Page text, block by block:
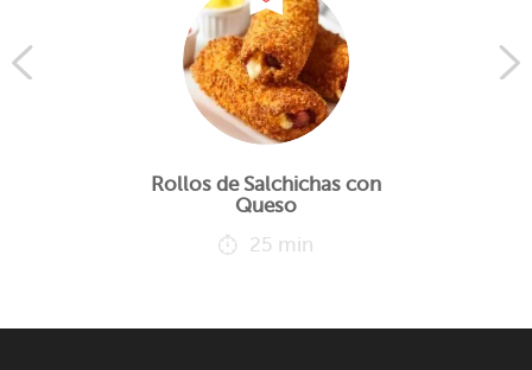
Rollos de Salchichas con
Queso
25 min